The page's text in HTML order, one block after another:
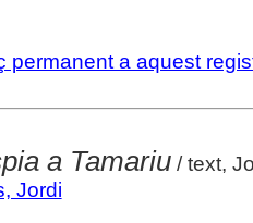
permanent a aquest
a Tamariu/ text,
Jordi